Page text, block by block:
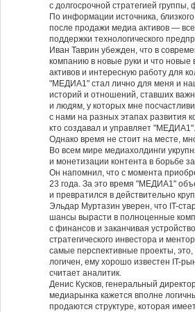
с долгосрочной стратегией
По информации источника,
после продажи медиа активов —
поддержки технологического
Иван Таврин убежден, что в
компанию в новые руки и что
активов и интересную работу для
"МЕДИА1" стал лично для меня и
историй и отношений, ставших
и людям, у которых мне
с нами на разных этапах развития
кто создавал и управляет "МЕДИА1".
Однако время не стоит на месте,
Во всем мире медиахолдинги
и монетизации контента в борьбе
Он напомнил, что с момента
23 года. За это время "МЕДИА1"
и превратился в действительно
Эльдар Муртазин уверен, что IT-
шансы вырасти в полноценные
с финансов и заканчивая
стратегического инвестора и
самые перспективные проекты,
логичен, ему хорошо известен IT-
считает аналитик.
Денис Кусков, генеральный
медиарынка кажется вполне
продаются структуре, которая